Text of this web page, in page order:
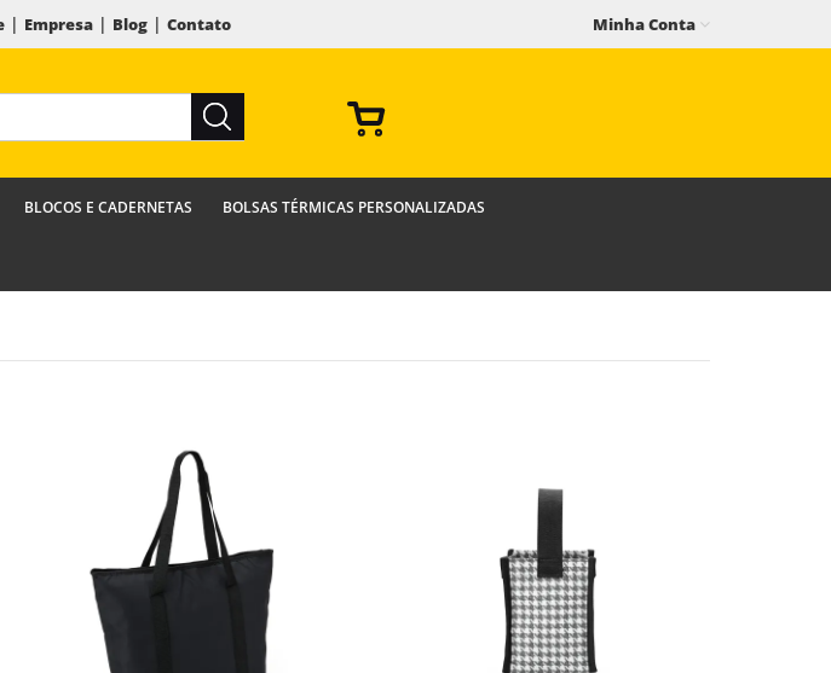
| Empresa| Blog| Contato Minha Conta
BLOCOS E CADERNETAS BOLSAS TÉRMICAS PERSONALIZADAS